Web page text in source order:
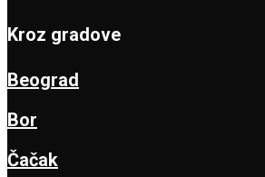
Kroz gradove
Beograd
Bor
Čačak